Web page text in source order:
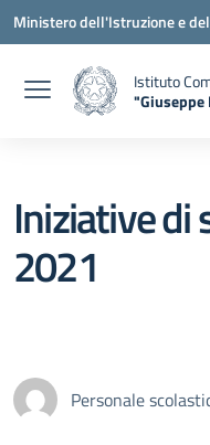
Vai ai contenuti
Vai al menu di navigazione
Vai al footer
Ministero dell'Istruzione e
Istituto
"Giuseppe
Iniziative di
2021
Personale